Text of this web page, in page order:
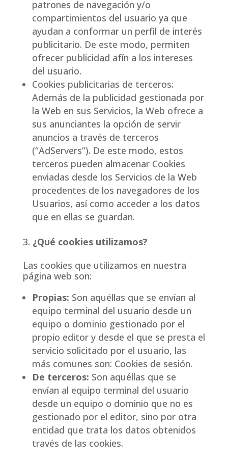
patrones de navegación y/o
compartimientos del usuario ya que
ayudan a conformar un perfil de interés
publicitario. De este modo, permiten
ofrecer publicidad afín a los intereses
del usuario.
Cookies publicitarias de terceros:
Además de la publicidad gestionada por
la Web en sus Servicios, la Web ofrece a
sus anunciantes la opción de servir
anuncios a través de terceros
(“AdServers”). De este modo, estos
terceros pueden almacenar Cookies
enviadas desde los Servicios de la Web
procedentes de los navegadores de los
Usuarios, así como acceder a los datos
que en ellas se guardan.
¿Qué cookies utilizamos?
Las cookies que utilizamos en nuestra
página web son:
Propias: Son aquéllas que se envían al
equipo terminal del usuario desde un
equipo o dominio gestionado por el
propio editor y desde el que se presta el
servicio solicitado por el usuario, las
más comunes son: Cookies de sesión.
De terceros: Son aquéllas que se
envían al equipo terminal del usuario
desde un equipo o dominio que no es
gestionado por el editor, sino por otra
entidad que trata los datos obtenidos
través de las cookies.